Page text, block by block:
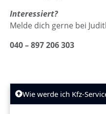
Interessiert?
Melde dich gerne bei
040 – 897 206 303
Wie werde ich Kfz-